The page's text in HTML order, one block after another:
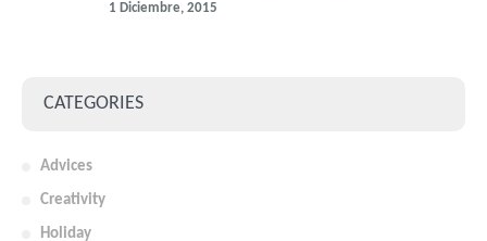
1 Diciembre, 2015
CATEGORIES
Advices
Creativity
Holiday